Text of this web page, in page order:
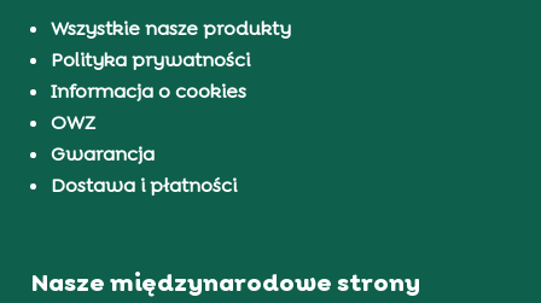
Wszystkie nasze produkty
Polityka prywatności
Informacja o cookies
OWZ
Gwarancja
Dostawa i płatności
Nasze międzynarodowe strony